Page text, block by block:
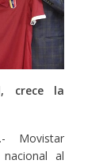
crece la
.- Movistar
al